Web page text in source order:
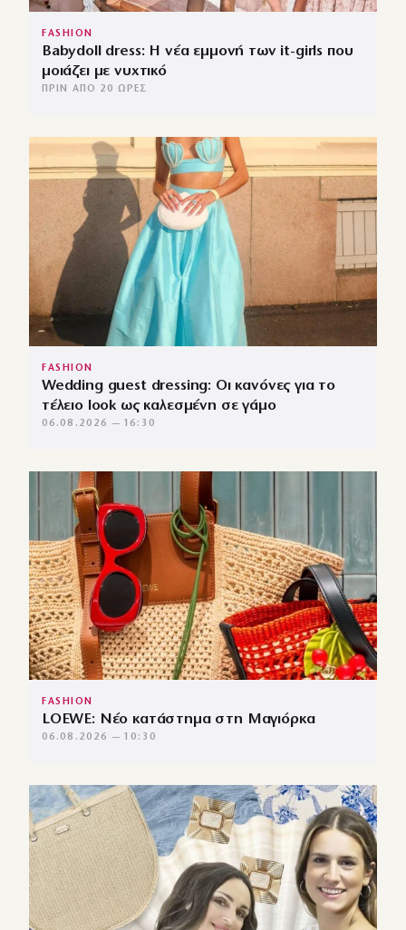
FASHION
Babydoll dress: Η νέα εμμονή των it-girls που
μοιάζει με νυχτικό
ΠΡΙΝ ΑΠΌ 20 ΏΡΕΣ
FASHION
Wedding guest dressing: Οι κανόνες για το
τέλειο look ως καλεσμένη σε γάμο
06.08.2026 — 16:30
FASHION
LOEWE: Νέο κατάστημα στη Μαγιόρκα
06.08.2026 — 10:30